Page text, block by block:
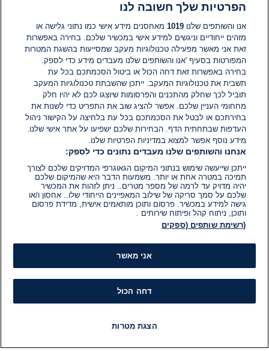
תגובות
אין עדיין תגובות. היה הראשון להגיב
הוסף תגובה
הפרטיות שלך חשובה לנו
אנו והשותפים שלנו1019 מאחסנים מידע אישי כמו נתוני גלישה או
מזהים ייחודיים וניגשים למידע אישי במכשיר שלכם. בחירה באפשרות
זאת אני מאשר מפעילה טכנולוגיות מעקב שמסייעות בהשגת המטרות
המפורטות בסעיף 'אנו והשותפים שלנו מעבדים מידע כדי לספק.
בחירה באפשרות זאת דחה הכול או ביטול הסכמתכם בכל עת
תשבית את טכנולוגיות המעקב. ייתכן שהשבתת טכנולוגיות המעקב
תוביל לכך שחלק מהתכנים והפרסומות שיוצגו לכם לא יהיו חלק
מחחומי העניין שלכם. אפשר להציג שוב את התפריט כדי לשנות את
בחירתכם או לבטל את הסכמתכם בכל עת בלחיצה על הקישור ניהול
העדפות שבתחתית הדף. הבחירות שלכם ישפיעו על אתר אישי שלנו.
מידע נוסף אפשר למצוא במדיניות הפרטיות שלנו.
אנחנו והשותפים שלנו מעבדים נתונים כדי לספק:
ייתכן שייעשה שימוש בנתוני המיקום הגאוגרפי המדויקים שלכם לצורך
תמיכה במטרה אחת או יותר. משמעות הדבר היא שהמיקום שלכם
יהיה מדויק עד לרמה של מספר מטרים.. ניתן לזהות את המכשיר
שלכם על סמך סריקה של שילוב המאפיינים הייחודי שלו.. אחסון ו/או
גישה למידע במכשיר. פרסום ותוכן מותאמים אישית, מדידת פרסום
ותוכן, ניתוח קהל ופיתוח שירותים .
(רשימת שותפים (ספקים
אני מאשר
דחה הכול
הצגת מטרות